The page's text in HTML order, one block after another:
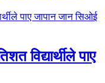
विद्यार्थीले पाए